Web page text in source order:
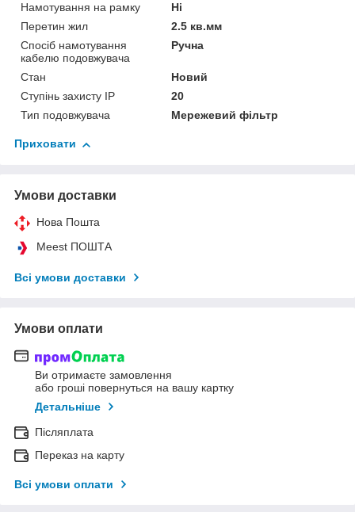
Намотування на рамку
Ні
Перетин жил
2.5 кв.мм
Спосіб намотування
кабелю подовжувача
Ручна
Стан
Новий
Ступінь захисту IP
20
Тип подовжувача
Мережевий фільтр
Приховати
Умови доставки
Нова Пошта
Meest ПОШТА
Всі умови доставки
Умови оплати
Ви отримаєте замовлення
або гроші повернуться на вашу картку
Детальніше
Післяплата
Переказ на карту
Всі умови оплати